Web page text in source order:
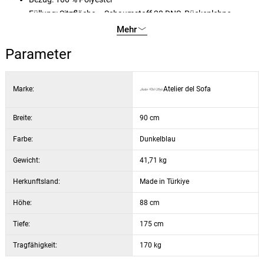
Füllung: Sitzfläche – Schaumstoff 28 DNS, Rückenlehne –
Kissen: 2 Stück, 45 × 45 cm
Füße: mattes schwarzes Metall
Mehr
Parameter
Marke: Atelier del Sofa
Breite: 90 cm
Farbe: Dunkelblau
Gewicht: 41,71 kg
Herkunftsland: Made in Türkiye
Höhe: 88 cm
Tiefe: 175 cm
Tragfähigkeit: 170 kg